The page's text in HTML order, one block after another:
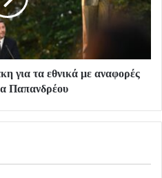
για τα εθνικά με αναφορές
Παπανδρέου